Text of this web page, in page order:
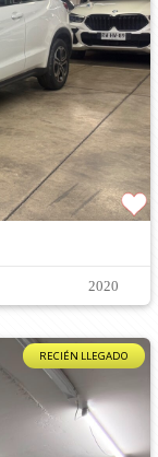
2020
RECIÉN LLEGADO